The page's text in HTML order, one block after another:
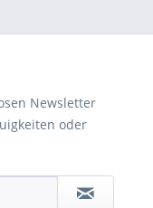
Newsletter
oder